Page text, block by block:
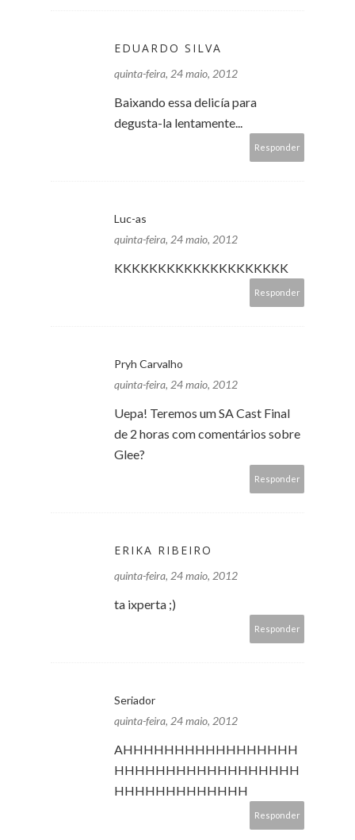
EDUARDO SILVA
quinta-feira, 24 maio, 2012
Baixando essa delicía para
degusta-la lentamente...
Responder
Luc-as
quinta-feira, 24 maio, 2012
KKKKKKKKKKKKKKKKKKKK
Responder
Pryh Carvalho
quinta-feira, 24 maio, 2012
Uepa! Teremos um SA Cast Final
de 2 horas com comentários sobre
Glee?
Responder
ERIKA RIBEIRO
quinta-feira, 24 maio, 2012
ta ixperta ;)
Responder
Seriador
quinta-feira, 24 maio, 2012
AHHHHHHHHHHHHHHHHH
HHHHHHHHHHHHHHHHHH
HHHHHHHHHHHHH
Responder